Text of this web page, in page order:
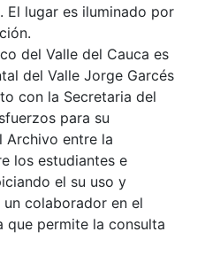
El lugar es iluminado por
del Valle del Cauca es
del Valle Jorge Garcés
con la Secretaria del
para su
Archivo entre la
los estudiantes e
el su uso y
colaborador en el
permite la consulta